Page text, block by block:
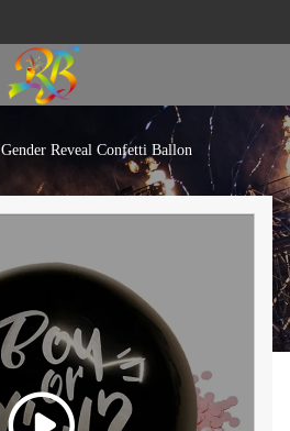
Gender Reveal Confetti Ballon